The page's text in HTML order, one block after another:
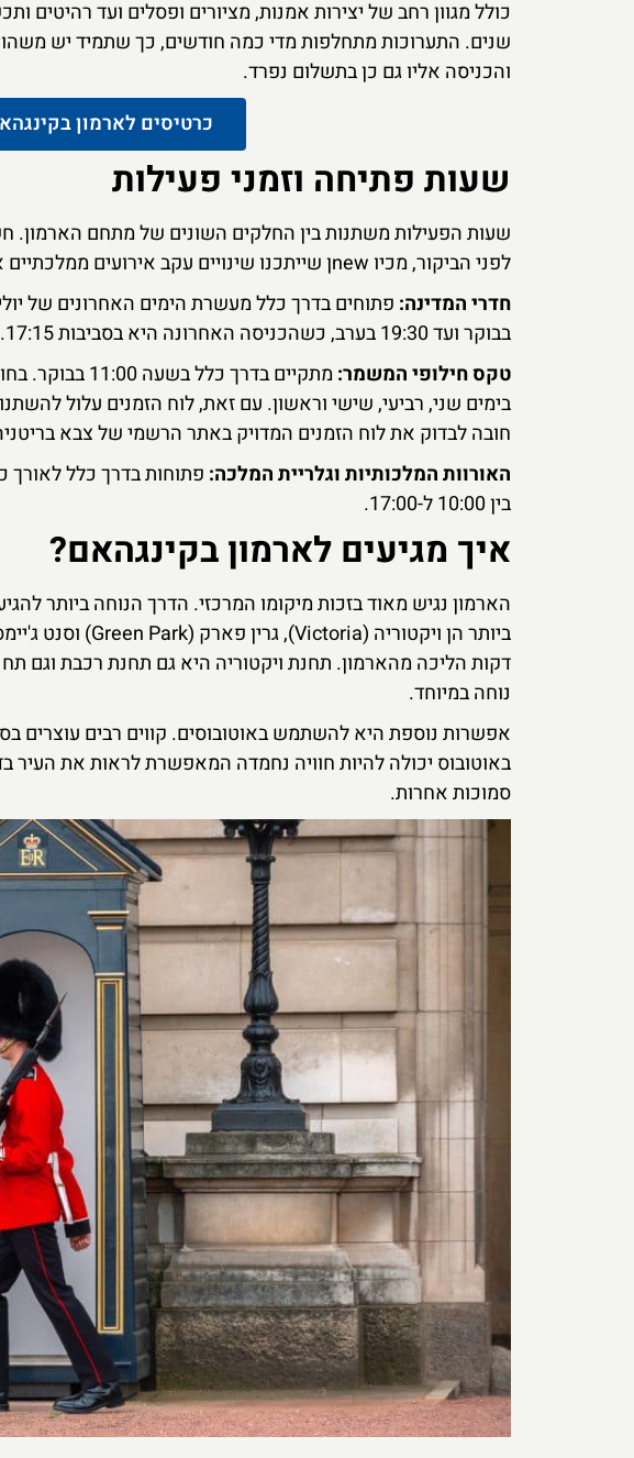
כולל מגוון רחב של יצירות אמנות, מציורים ופסלים ועד רהיטים
שנים. התערוכות מתחלפות מדי כמה חודשים, כך שתמיד יש משהו
והכניסה אליו גם כן בתשלום נפרד.
כרטיסים לארמון
שעות פתיחה וזמני פעילות
שעות הפעילות משתנות בין החלקים השונים של מתחם הארמון.
לפני הביקור, מכיו newן שייתכנו שינויים עקב אירועים ממלכתיים או סיבות אחרות.
חדרי המדינה:
בבוקר ועד 19:30 בערב, כשהכניסה האחרונה היא בסביבות 17:15.
טקס חילופי המשמר:
מתקיים בדרך
בימים שני, רביעי, שישי וראשון. עם זאת, לוח הזמנים עלול
חובה לבדוק את לוח הזמנים המדויק באתר הרשמי של צבא
האורוות המלכותיות וגלריית המלכה: פתוחות בדרך כלל
בין 10:00 ל-17:00.
איך מגיעים לארמון בקינגהאם?
הארמון נגיש מאוד בזכות מיקומו המרכזי. הדרך הנוחה ביותר
דקות הליכה מהארמון. תחנת ויקטוריה היא גם תחנת רכבת וגם
נוחה במיוחד.
באוטובוס יכולה להיות חוויה נחמדה המאפשרת לראות את העיר
סמוכות אחרות.